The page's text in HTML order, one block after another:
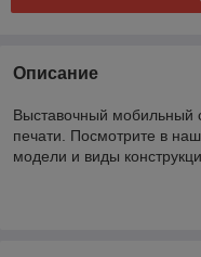
Описание
Выставочный мобильный
печати. Посмотрите в
модели и виды